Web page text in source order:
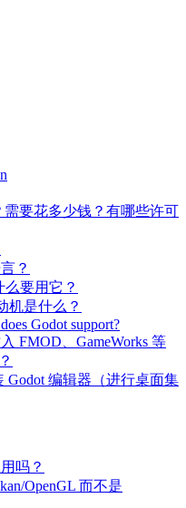
需要花多少钱？有哪些许可
？
么要用它？
机是什么？
Godot support?
FMOD、GameWorks 等
Godot 编辑器（进行桌面集
吗？
OpenGL 而不是